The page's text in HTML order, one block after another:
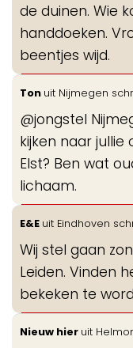
de duinen. Wie
handdoeken.
beentjes wijd.
Ton uit Nijmegen
@jongstel
kijken naar
Elst? Ben wat
lichaam.
E&E uit Eindhoven
Wij stel gaan
Leiden. Vinden
bekeken te
Nieuw hier uit